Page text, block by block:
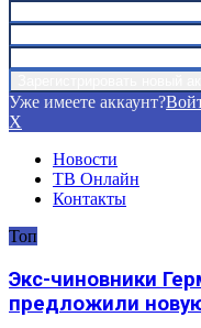
Уже имеете аккаунт?
X
Новости
ТВ Онлайн
Контакты
Топ
Экс-чиновники
предложили